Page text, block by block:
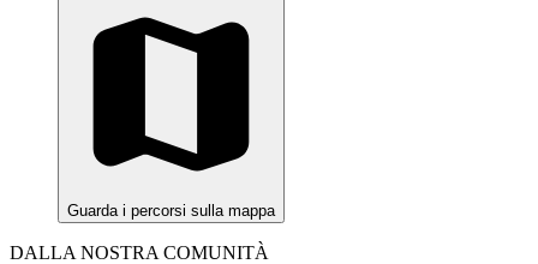
Guarda i percorsi sulla mappa
DALLA NOSTRA COMUNITÀ